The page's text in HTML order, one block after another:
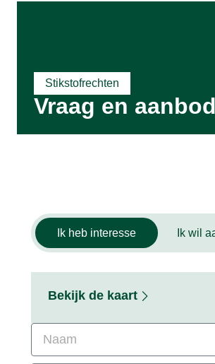
Stikstofrechten
Vraag en aanbod
Ik heb interesse Ik wil
Bekijk de kaart